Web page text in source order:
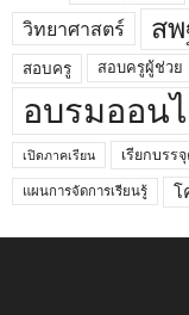
วิทยาศาสตร์ สพ
สอบครู สอบครูผู้ช่วย
อบรมออน
เปิดภาคเรียน เรียกบรร
แผนการจัดการเรียนรู้ โ